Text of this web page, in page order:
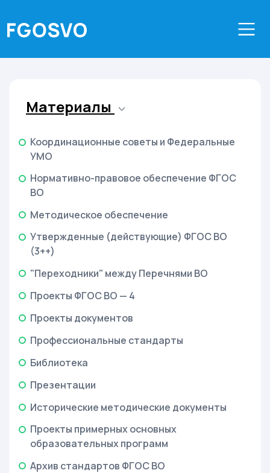
Материалы
Координационные советы и Федеральные
УМО
Нормативно-правовое обеспечение ФГОС
ВО
Методическое обеспечение
Утвержденные (действующие) ФГОС ВО
(3++)
"Переходники" между Перечнями ВО
Проекты ФГОС ВО — 4
Проекты документов
Профессиональные стандарты
Библиотека
Презентации
Исторические методические документы
Проекты примерных основных
образовательных программ
Архив стандартов ФГОС ВО